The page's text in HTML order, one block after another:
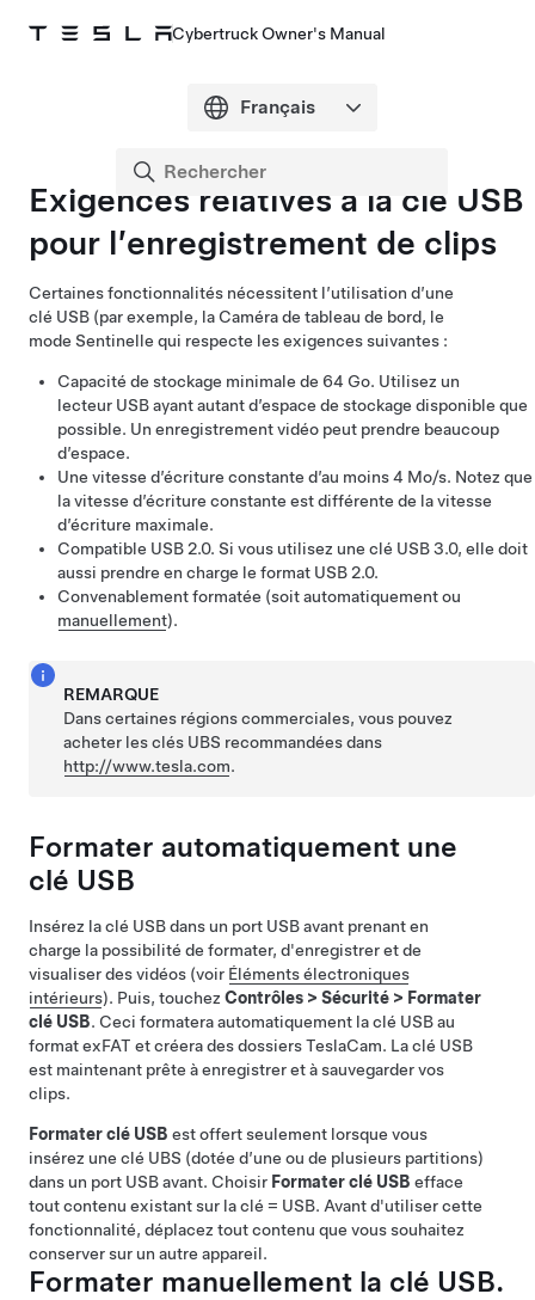
Cybertruck Owner's Manual
Exigences relatives à la clé USB
pour l’enregistrement de clips
Certaines fonctionnalités nécessitent l’utilisation d’une
clé USB (par exemple, la Caméra de tableau de bord, le
mode Sentinelle qui respecte les exigences suivantes :
Capacité de stockage minimale de 64 Go. Utilisez un
lecteur USB ayant autant d’espace de stockage disponible que
possible. Un enregistrement vidéo peut prendre beaucoup
d’espace.
Une vitesse d’écriture constante d’au moins 4 Mo/s. Notez que
la vitesse d’écriture constante est différente de la vitesse
d’écriture maximale.
Compatible USB 2.0. Si vous utilisez une clé USB 3.0, elle doit
aussi prendre en charge le format USB 2.0.
Convenablement formatée (soit automatiquement ou
manuellement).
REMARQUE
Dans certaines régions commerciales, vous pouvez
acheter les clés UBS recommandées dans
http://www.tesla.com.
Formater automatiquement une
clé USB
Insérez la clé USB dans un port USB avant prenant en
charge la possibilité de formater, d'enregistrer et de
visualiser des vidéos (voir Éléments électroniques
intérieurs). Puis, touchez Contrôles > Sécurité > Formater
clé USB. Ceci formatera automatiquement la clé USB au
format exFAT et créera des dossiers TeslaCam. La clé USB
est maintenant prête à enregistrer et à sauvegarder vos
clips.
Formater clé USB est offert seulement lorsque vous
insérez une clé UBS (dotée d’une ou de plusieurs partitions)
dans un port USB avant. Choisir Formater clé USB efface
tout contenu existant sur la clé = USB. Avant d'utiliser cette
fonctionnalité, déplacez tout contenu que vous souhaitez
conserver sur un autre appareil.
Formater manuellement la clé USB.